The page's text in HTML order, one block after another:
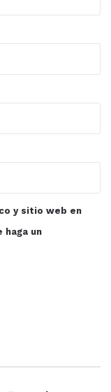
y sitio web en
haga un